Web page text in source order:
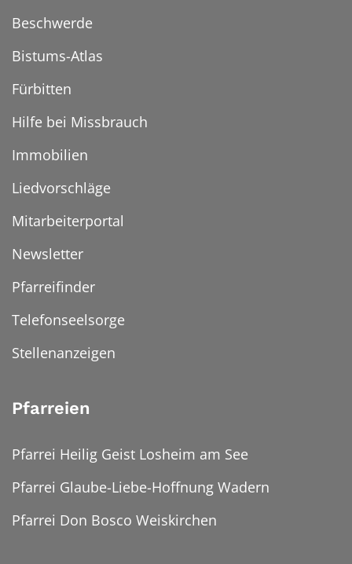
Beschwerde
Bistums-Atlas
Fürbitten
Hilfe bei Missbrauch
Immobilien
Liedvorschläge
Mitarbeiterportal
Newsletter
Pfarreifinder
Telefonseelsorge
Stellenanzeigen
Pfarreien
Pfarrei Heilig Geist Losheim am See
Pfarrei Glaube-Liebe-Hoffnung Wadern
Pfarrei Don Bosco Weiskirchen